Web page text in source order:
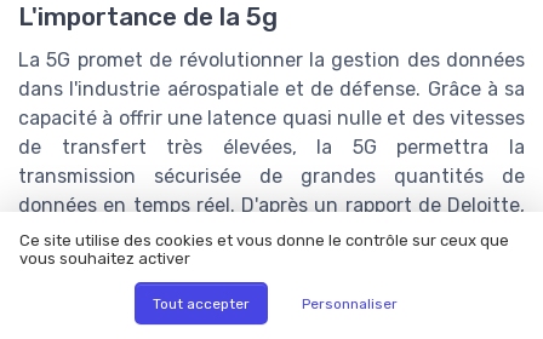
L'importance de la 5g
La 5G promet de révolutionner la gestion des données
dans l'industrie aérospatiale et de défense. Grâce à sa
capacité à offrir une latence quasi nulle et des vitesses
de transfert très élevées, la 5G permettra la
transmission sécurisée de grandes quantités de
données en temps réel. D'après un rapport de Deloitte,
72 % des entreprises du secteur considèrent la 5G
comme une priorité stratégique pour les trois
prochaines années.
Ce site utilise des cookies et vous donne le contrôle sur ceux que
vous souhaitez activer
Tout accepter Personnaliser